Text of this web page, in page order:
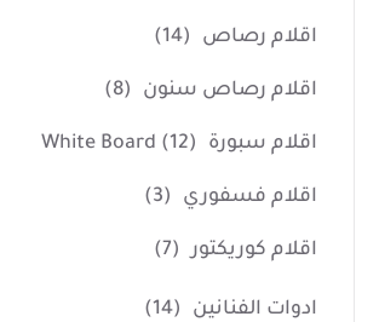
اقلام رصاص (14)
اقلام رصاص سنون (8)
اقلام سبورة White Board (12)
اقلام فسفوري (3)
اقلام كوريكتور (7)
ادوات الفنانين (14)